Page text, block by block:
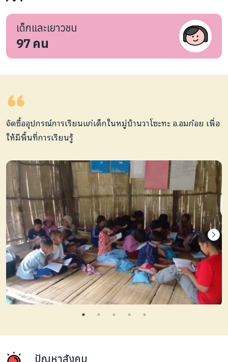
เด็กและเยาวชน
97 คน
จัดซื้ออุปกรณ์การเรียนแก่เด็กในหมู่บ้านวาโซะทะ อ.อมก๋อย เพื่อ
ให้มีพื้นที่การเรียนรู้
ปัญหาสังคม